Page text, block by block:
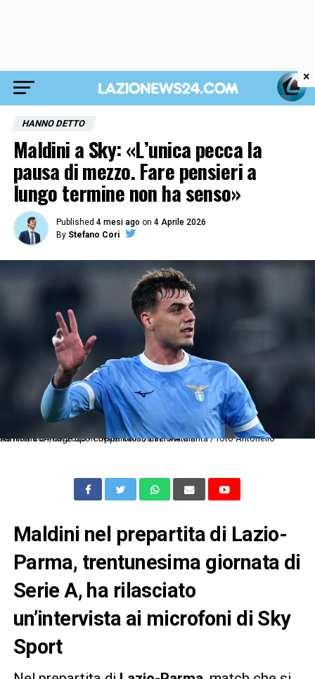
HANNO DETTO
Maldini a Sky: «L’unica pecca la
pausa di mezzo. Fare pensieri a
lungo termine non ha senso»
Published 4 mesi ago on 4 Aprile 2026
By Stefano Cori
As Roma 04/03/2026 - Coppa italia / Lazio-Atalanta / foto Antonello Sammarco/Image Sport nella foto: Daniel Maldini
Maldini nel prepartita di Lazio-
Parma, trentunesima giornata di
Serie A, ha rilasciato
un’intervista ai microfoni di Sky
Sport
×